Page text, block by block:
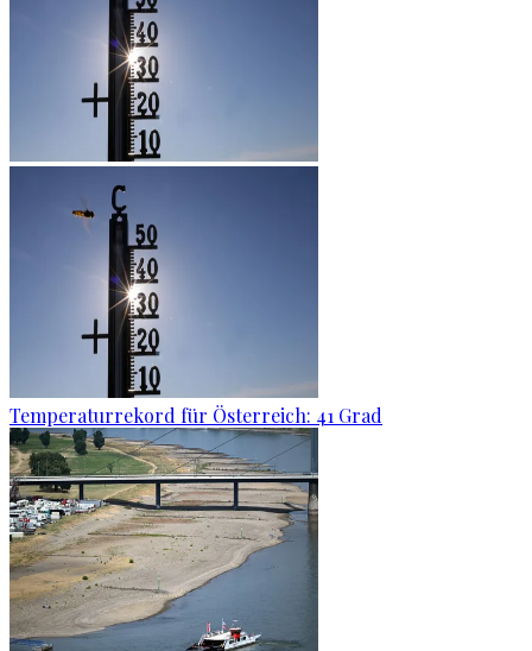
Temperaturrekord für Österreich: 41 Grad